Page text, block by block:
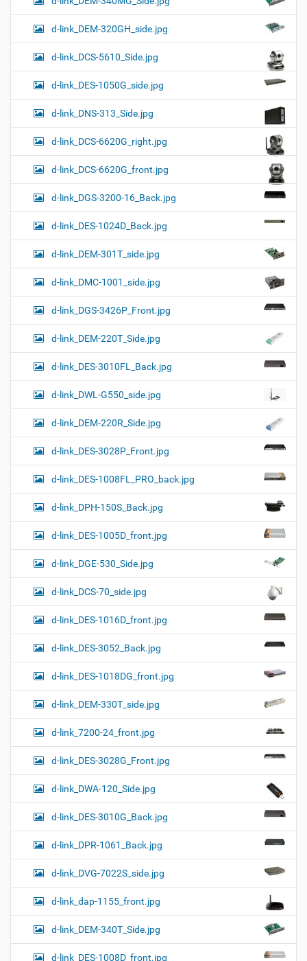
d-link_DEM-320GH_side.jpg
d-link_DCS-5610_Side.jpg
d-link_DES-1050G_side.jpg
d-link_DNS-313_Side.jpg
d-link_DCS-6620G_right.jpg
d-link_DCS-6620G_front.jpg
d-link_DGS-3200-16_Back.jpg
d-link_DES-1024D_Back.jpg
d-link_DEM-301T_side.jpg
d-link_DMC-1001_side.jpg
d-link_DGS-3426P_Front.jpg
d-link_DEM-220T_Side.jpg
d-link_DES-3010FL_Back.jpg
d-link_DWL-G550_side.jpg
d-link_DEM-220R_Side.jpg
d-link_DES-3028P_Front.jpg
d-link_DES-1008FL_PRO_back.jpg
d-link_DPH-150S_Back.jpg
d-link_DES-1005D_front.jpg
d-link_DGE-530_Side.jpg
d-link_DCS-70_side.jpg
d-link_DES-1016D_front.jpg
d-link_DES-3052_Back.jpg
d-link_DES-1018DG_front.jpg
d-link_DEM-330T_side.jpg
d-link_7200-24_front.jpg
d-link_DES-3028G_Front.jpg
d-link_DWA-120_Side.jpg
d-link_DES-3010G_Back.jpg
d-link_DPR-1061_Back.jpg
d-link_DVG-7022S_side.jpg
d-link_dap-1155_front.jpg
d-link_DEM-340T_Side.jpg
d-link_DES-1008D_front.jpg